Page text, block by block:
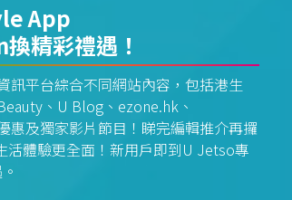
App
精彩禮遇！
訊平台綜合不同網站內容，包括港生
、U Blog、ezone.hk、
惠及獨家影片節目！睇完編輯推介再攞
活體驗更全面！新用戶即到U Jetso專